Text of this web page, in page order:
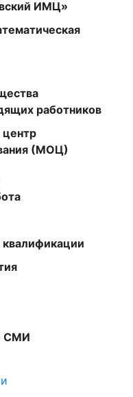
ИМЦ»
работников
(МОЦ)
СМИ